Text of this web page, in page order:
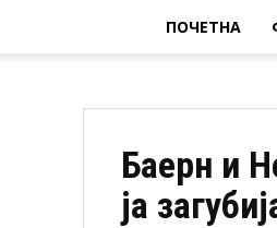
ПОЧЕТНА
Баерн и
ја